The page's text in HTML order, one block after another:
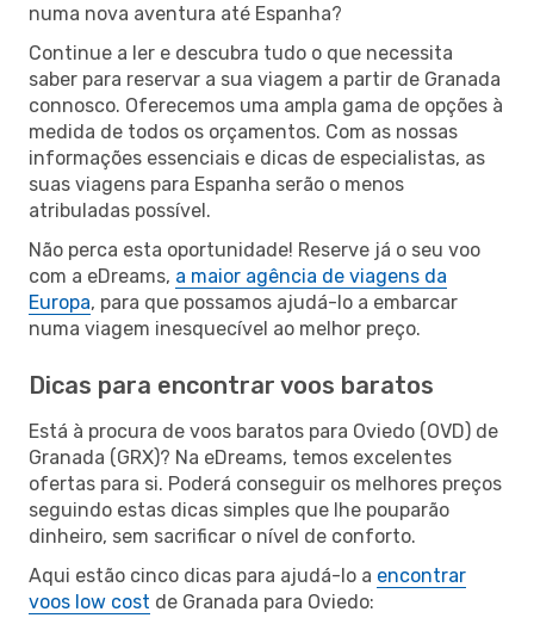
numa nova aventura até Espanha?
Continue a ler e descubra tudo o que necessita
saber para reservar a sua viagem a partir de Granada
connosco. Oferecemos uma ampla gama de opções à
medida de todos os orçamentos. Com as nossas
informações essenciais e dicas de especialistas, as
suas viagens para Espanha serão o menos
atribuladas possível.
Não perca esta oportunidade! Reserve já o seu voo
com a eDreams, a maior agência de viagens da
Europa, para que possamos ajudá-lo a embarcar
numa viagem inesquecível ao melhor preço.
Dicas para encontrar voos baratos
Está à procura de voos baratos para Oviedo (OVD) de
Granada (GRX)? Na eDreams, temos excelentes
ofertas para si. Poderá conseguir os melhores preços
seguindo estas dicas simples que lhe pouparão
dinheiro, sem sacrificar o nível de conforto.
Aqui estão cinco dicas para ajudá-lo a encontrar
voos low cost de Granada para Oviedo: